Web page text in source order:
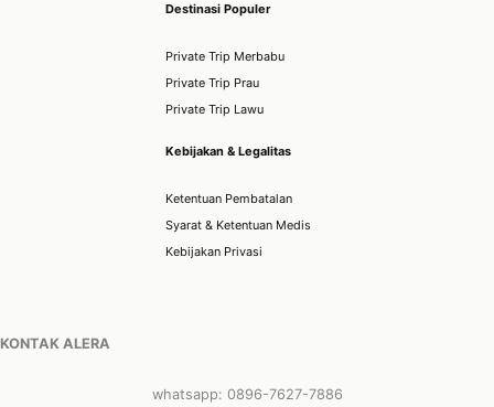
Destinasi Populer
Private Trip Merbabu
Private Trip Prau
Private Trip Lawu
Kebijakan & Legalitas
Ketentuan Pembatalan
Syarat & Ketentuan Medis
Kebijakan Privasi
KONTAK ALERA
whatsapp: 0896-7627-7886